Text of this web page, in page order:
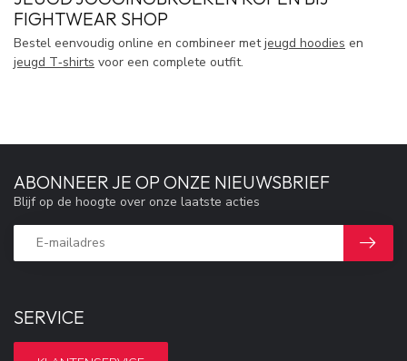
FIGHTWEAR SHOP
Bestel eenvoudig online en combineer metjeugd hoodies en
jeugd T‑shirts voor een complete outfit.
SERVICE
ABONNEER JE OP ONZE NIEUWSBRIEF
Blijf op de hoogte over onze laatste acties